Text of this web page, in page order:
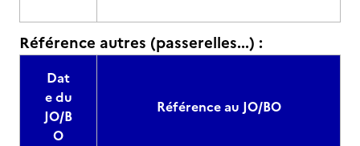
Référence autres (passerelles...) :
Dat
e du
JO/B
O
Référence au JO/BO